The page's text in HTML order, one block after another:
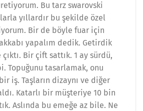
Bu tarz swarovski
yıllardır bu şekilde özel
Bir de böyle fuar için
yapalım dedik. Getirdik
Bir çift sattık. 1 ay sürdü,
Topuğunu tasarlamak, onu
iş. Taşların dizaynı ve diğer
Katarlı bir müşteriye 10 bin
Aslında bu emeğe az bile. Ne